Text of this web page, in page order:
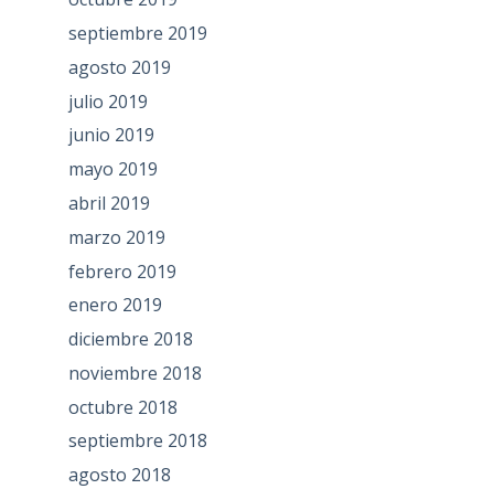
septiembre 2019
agosto 2019
julio 2019
junio 2019
mayo 2019
abril 2019
marzo 2019
febrero 2019
enero 2019
diciembre 2018
noviembre 2018
octubre 2018
septiembre 2018
agosto 2018